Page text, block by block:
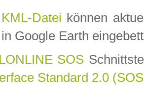
KML-Datei können
Google Earth
SOS
Standard 2.0